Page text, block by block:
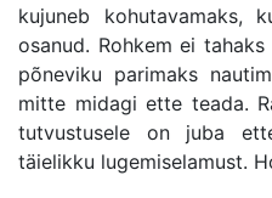
kujuneb kohutavamaks,
osanud. Rohkem ei
põneviku parimaks
mitte midagi ette teada.
tutvustusele on juba
täielikku lugemiselamust.